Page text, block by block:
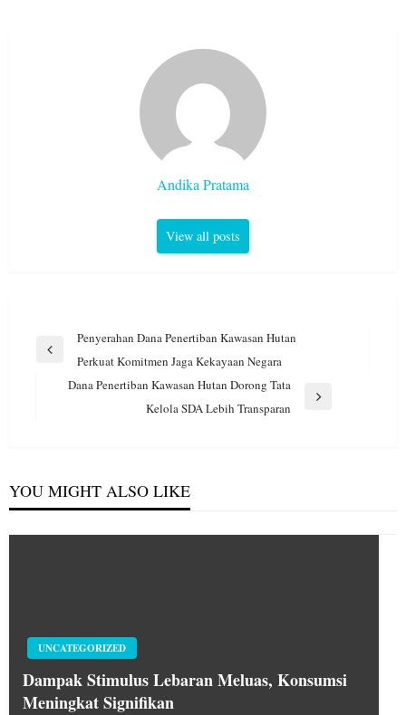
Andika Pratama
View all posts
Navigasi
pos
Previous
Penyerahan Dana Penertiban Kawasan Hutan
Perkuat Komitmen Jaga Kekayaan Negara
Dana Penertiban Kawasan Hutan Dorong Tata
Kelola SDA Lebih Transparan
YOU MIGHT ALSO LIKE
UNCATEGORIZED
Dampak Stimulus Lebaran Meluas, Konsumsi
Meningkat Signifikan